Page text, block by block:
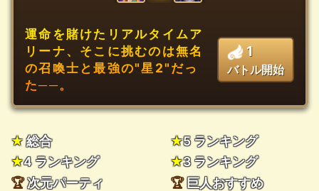
運命を賭けたリアルタイムア
リーナ、そこに挑むのは無名
の召喚士と最強の"星2"だっ
た──。
1
バトル開始
★総合 ★5 ランキング
★4 ランキング ★3 ランキング
🏆次元パーティ 🏆巨人おすすめ